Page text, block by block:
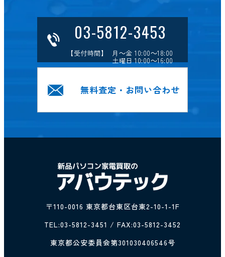
03-5812-3453
【受付時間】 月～金 10:00～18:00
土曜日 10:00～16:00
無料査定・お問い合わせ
〒110-0016 東京都台東区台東2-10-1-1F
TEL:03-5812-3451 / FAX:03-5812-3452
東京都公安委員会第301030406546号